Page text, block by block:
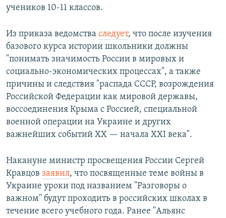
учеников 10-11 классов.
Из приказа ведомства следует, что после изучения
базового курса истории школьники должны
"понимать значимость России в мировых и
социально-экономических процессах", а также
причины и следствия "распада СССР, возрождения
Российской Федерации как мировой державы,
воссоединения Крыма с Россией, специальной
военной операции на Украине и других
важнейших событий XX — начала XXI века".
Накануне министр просвещения России Сергей
Кравцов заявил, что посвященные теме войны в
Украине уроки под названием "Разговоры о
важном" будут проходить в российских школах в
течение всего учебного года. Ранее "Альянс